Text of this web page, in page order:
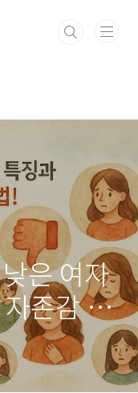
은 여자
존감 높
높이는
존감 향